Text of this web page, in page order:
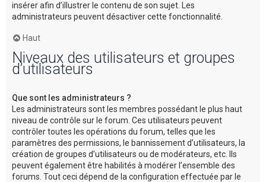
insérer afin d’illustrer le contenu de son sujet. Les
administrateurs peuvent désactiver cette fonctionnalité.
Haut
Niveaux des utilisateurs et groupes
d’utilisateurs
Que sont les administrateurs ?
Les administrateurs sont les membres possédant le plus haut
niveau de contrôle sur le forum. Ces utilisateurs peuvent
contrôler toutes les opérations du forum, telles que les
paramètres des permissions, le bannissement d’utilisateurs, la
création de groupes d’utilisateurs ou de modérateurs, etc. Ils
peuvent également être habilités à modérer l’ensemble des
forums. Tout ceci dépend de la configuration effectuée par le